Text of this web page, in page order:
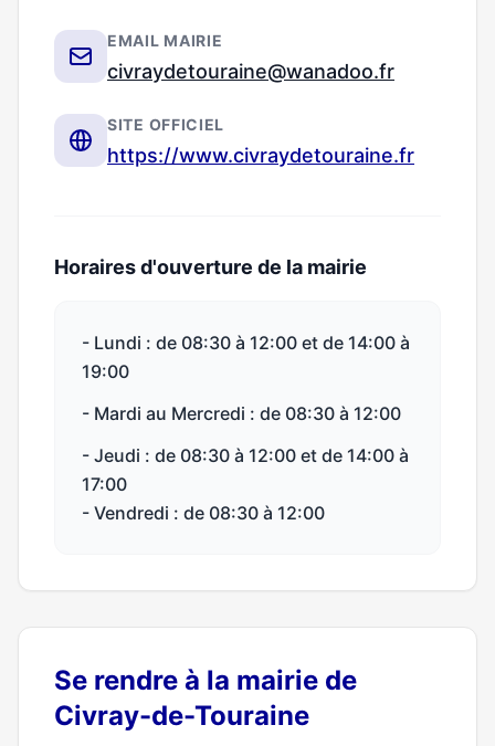
EMAIL MAIRIE
civraydetouraine@wanadoo.fr
SITE OFFICIEL
https://www.civraydetouraine.fr
Horaires d'ouverture de la mairie
- Lundi : de 08:30 à 12:00 et de 14:00 à
19:00
- Mardi au Mercredi : de 08:30 à 12:00
- Jeudi : de 08:30 à 12:00 et de 14:00 à
17:00
- Vendredi : de 08:30 à 12:00
Se rendre à la mairie de
Civray-de-Touraine